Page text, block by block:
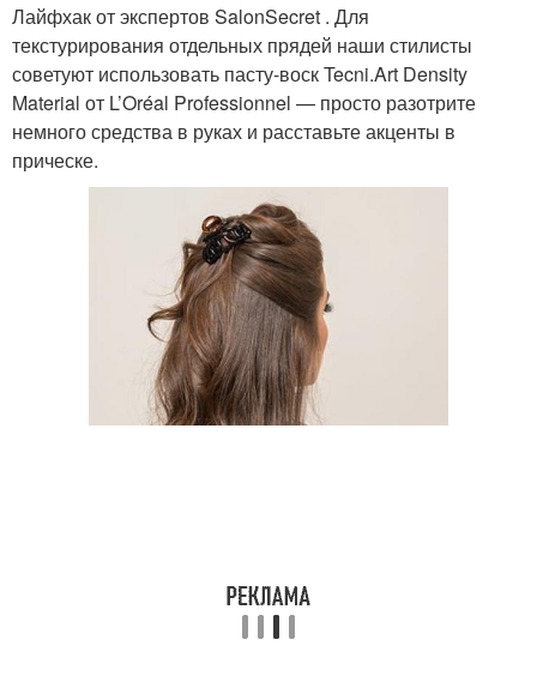
Лайфхак от экспертов SalonSecret . Для
текстурирования отдельных прядей наши стилисты
советуют использовать пасту-воск Tecni.Art Density
Material от L’Oréal Professionnel — просто разотрите
немного средства в руках и расставьте акценты в
прическе.